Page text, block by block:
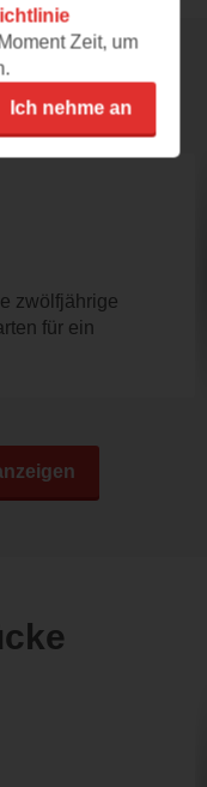
zwölfjährige
für ein
Zeit, um
Ich nehme an